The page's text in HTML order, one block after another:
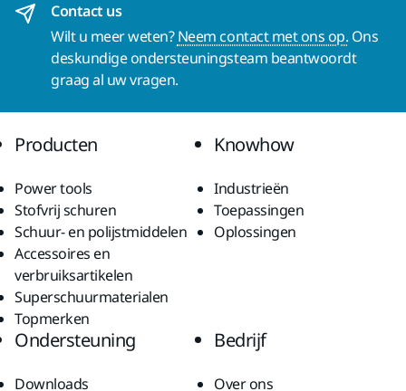
Contact us
Wilt u meer weten?Neem contact met ons op. Ons
deskundige ondersteuningsteam beantwoordt
graag al uw vragen.
Producten
Power tools
Stofvrij schuren
Schuur- en polijstmiddelen
Accessoires en
verbruiksartikelen
Superschuurmaterialen
Topmerken
Knowhow
Industrieën
Toepassingen
Oplossingen
Ondersteuning
Downloads
Bedrijf
Over ons